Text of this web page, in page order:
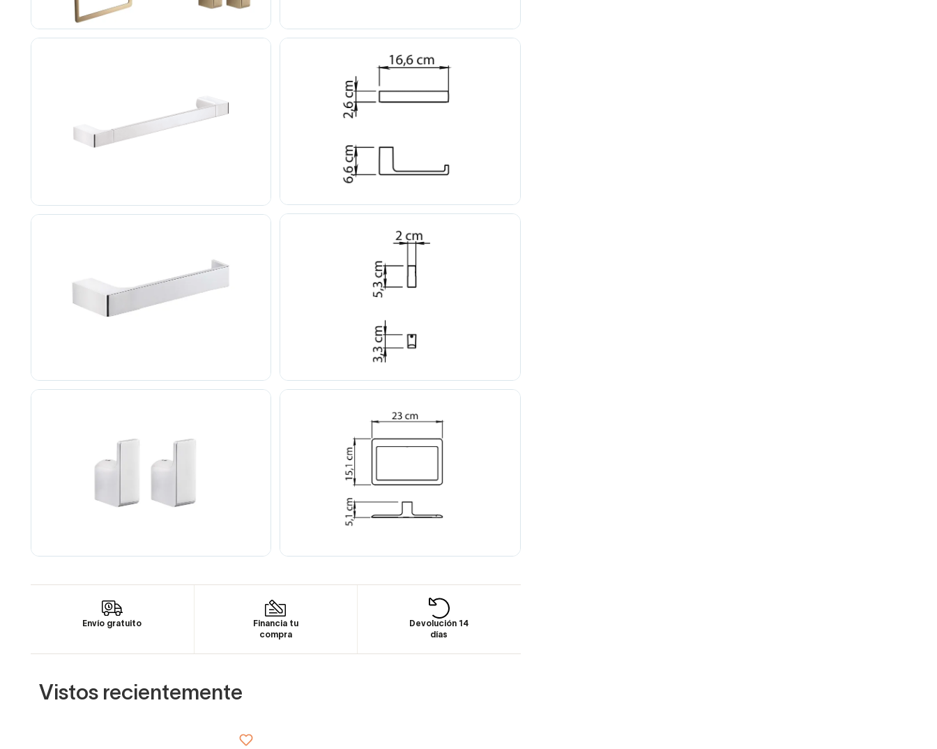
Envío gratuito
Financia tu
compra
Devolución 14
días
Vistos recientemente